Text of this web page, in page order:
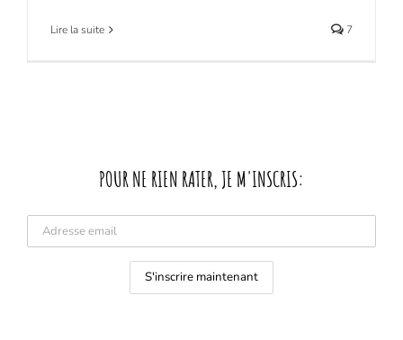
Lire la suite 7
POUR NE RIEN RATER, JE M'INSCRIS: